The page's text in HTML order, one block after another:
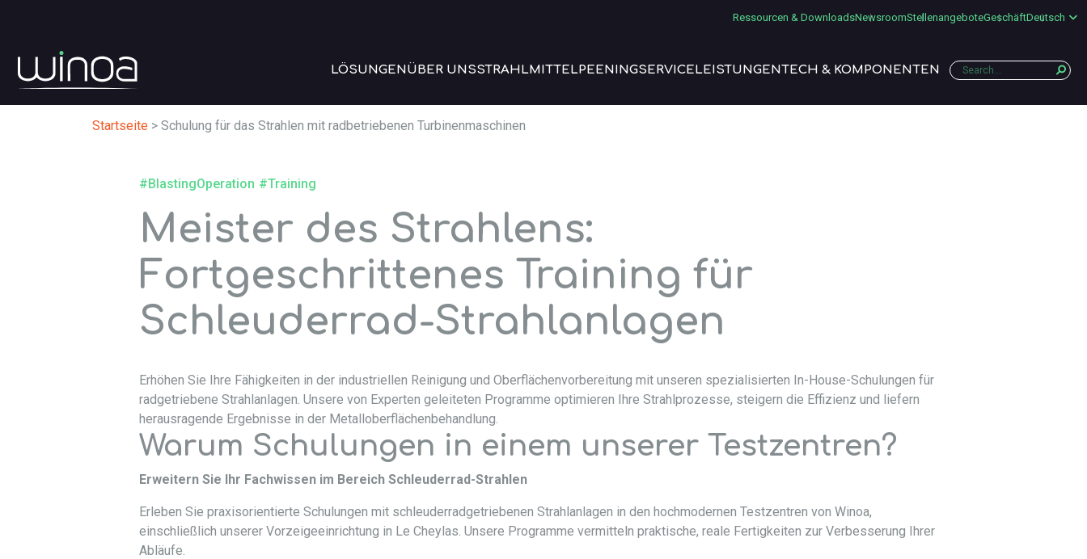
Ressourcen & DownloadsNewsroomStellenangeboteGeschäftDeutsch
LÖSUNGENÜBER UNSSTRAHLMITTELPEENINGSERVICELEISTUNGENTECH & KOMPONENTEN
Startseite > Schulung für das Strahlen mit radbetriebenen Turbinenmaschinen
#BlastingOperation #Training
Meister des Strahlens:
Fortgeschrittenes Training für
Schleuderrad-Strahlanlagen
Erhöhen Sie Ihre Fähigkeiten in der industriellen Reinigung und Oberflächenvorbereitung mit unseren spezialisierten In-House-Schulungen für
radgetriebene Strahlanlagen. Unsere von Experten geleiteten Programme optimieren Ihre Strahlprozesse, steigern die Effizienz und liefern
herausragende Ergebnisse in der Metalloberflächenbehandlung.
Warum Schulungen in einem unserer Testzentren?
Erweitern Sie Ihr Fachwissen im Bereich Schleuderrad-Strahlen
Erleben Sie praxisorientierte Schulungen mit schleuderradgetriebenen Strahlanlagen in den hochmodernen Testzentren von Winoa,
einschließlich unserer Vorzeigeeinrichtung in Le Cheylas. Unsere Programme vermitteln praktische, reale Fertigkeiten zur Verbesserung Ihrer
Abläufe.